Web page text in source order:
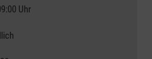
Uhr